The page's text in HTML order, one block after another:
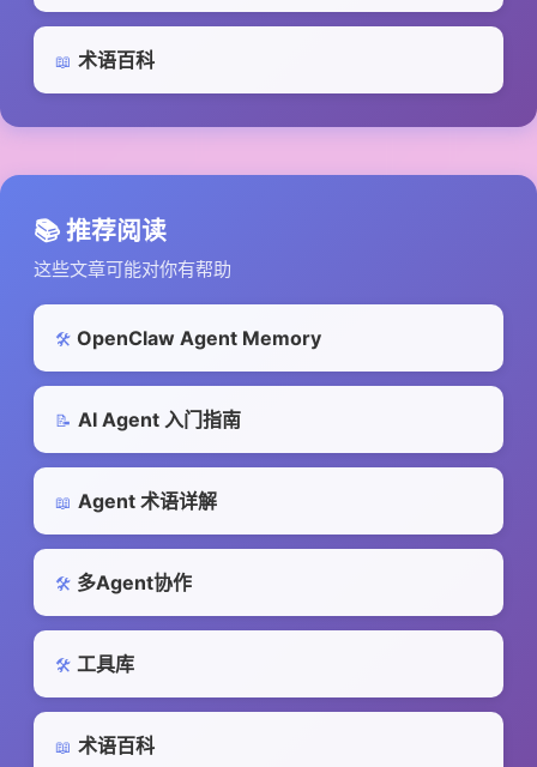
📖 术语百科
📚 推荐阅读
这些文章可能对你有帮助
🛠️ OpenClaw Agent Memory
📝 AI Agent 入门指南
📖 Agent 术语详解
🛠️ 多Agent协作
🛠️ 工具库
📖 术语百科